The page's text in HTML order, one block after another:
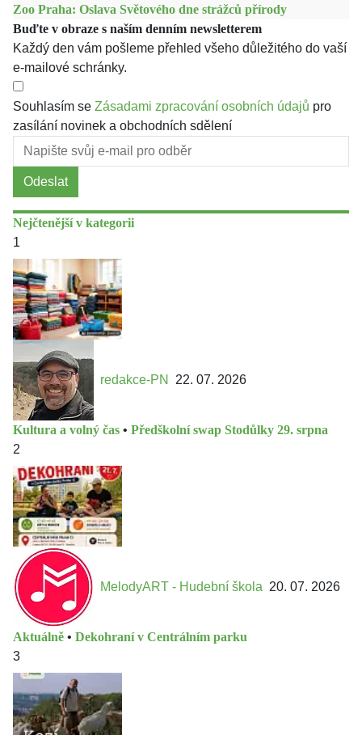
Zoo Praha: Oslava Světového dne strážců přírody
Buďte v obraze s naším denním newsletterem
Každý den vám pošleme přehled všeho důležitého do vaší
e-mailové schránky.
Souhlasím se Zásadami zpracování osobních údajů pro
zasílání novinek a obchodních sdělení
Odeslat
Nejčtenější v kategorii
1
redakce-PN 22. 07. 2026
Kultura a volný čas • Předškolní swap Stodůlky 29. srpna
2
MelodyART - Hudební škola 20. 07. 2026
Aktuálně • Dekohraní v Centrálním parku
3